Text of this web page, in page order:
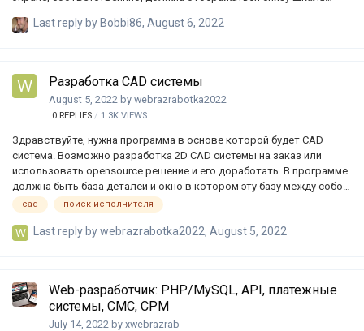
расположение блоков должно быть привязано ко времени.
(полноценное всплывающее окно, где инфа оформляется
посредством HTML) http://github.com/tamc/Sankey/zipball/master
По данной ссылке можно скачать архив с рабочим примером.
Внутри файл tamc-San…
Last reply by Bobbi86, August 6, 2022
Разработка CAD системы
August 5, 2022 by webrazrabotka2022
0 REPLIES 1.3K VIEWS
Здравствуйте, нужна программа в основе которой будет CAD
система. Возможно разработка 2D CAD системы на заказ или
использовать opensource решение и его доработать. В программе
должна быть база деталей и окно в котором эту базу между собой
можно различными способами соединять. В дальнейшем
программы. Возможна удалённая работа. Предложения пишите в
Last reply bywebrazrabotka2022, August 5, 2022
cad поиск исполнителя
Web-разработчик: PHP/MySQL, API, платежные
системы, СМС, СРМ
July 14, 2022 by xwebrazrab